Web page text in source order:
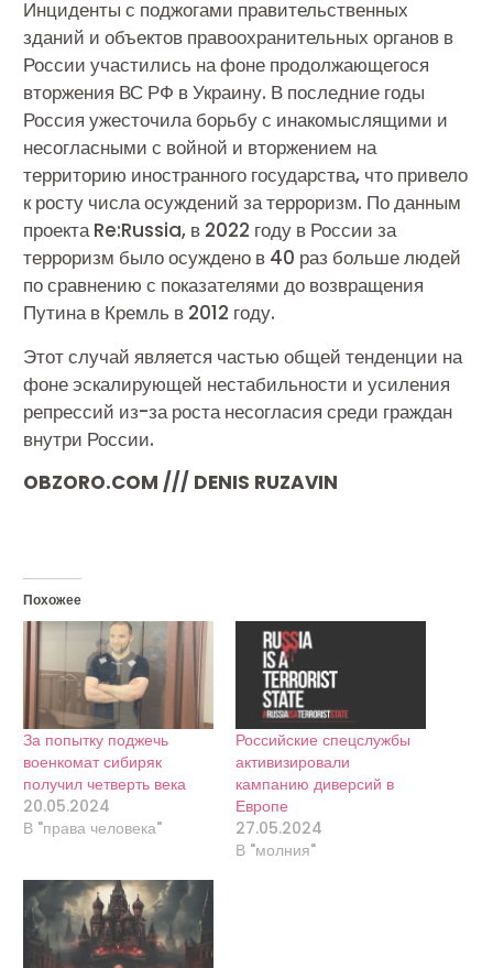
Инциденты с поджогами правительственных
зданий и объектов правоохранительных органов в
России участились на фоне продолжающегося
вторжения ВС РФ в Украину. В последние годы
Россия ужесточила борьбу с инакомыслящими и
несогласными с войной и вторжением на
территорию иностранного государства, что привело
к росту числа осуждений за терроризм. По данным
проекта Re:Russia, в 2022 году в России за
терроризм было осуждено в 40 раз больше людей
по сравнению с показателями до возвращения
Путина в Кремль в 2012 году.
Этот случай является частью общей тенденции на
фоне эскалирующей нестабильности и усиления
репрессий из-за роста несогласия среди граждан
внутри России.
OBZORO.COM /// DENIS RUZAVIN
Похожее
За попытку поджечь
военкомат сибиряк
получил четверть века
20.05.2024
В "права человека"
Российские спецслужбы
активизировали
кампанию диверсий в
Европе
27.05.2024
В "молния"